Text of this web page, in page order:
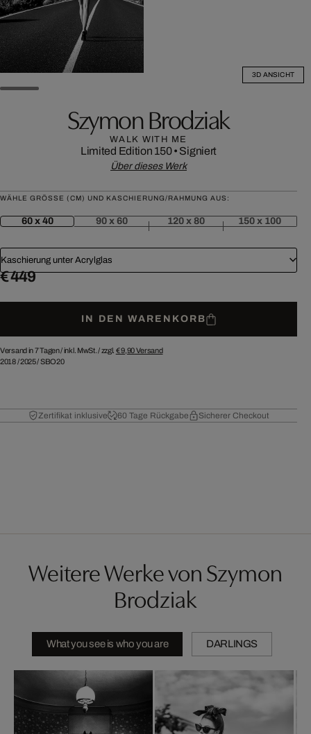
3D ANSICHT
Szymon Brodziak
WALK WITH ME
Limited Edition 150• Signiert
Über dieses Werk
WÄHLE GRÖSSE (CM) UND KASCHIERUNG/RAHMUNG AUS:
60 x 40 90 x 60 120 x 80 150 x 100
Kaschierung unter Acrylglas
€ 449
IN DEN WARENKORB
Versand in 7 Tagen /inkl. MwSt. / zzgl. € 9,90Versand
2018/2025/SBO20
Zertifikat inklusive 60 Tage Rückgabe Sicherer Checkout
Weitere Werke von Szymon
Brodziak
What you see is who you are DARLINGS